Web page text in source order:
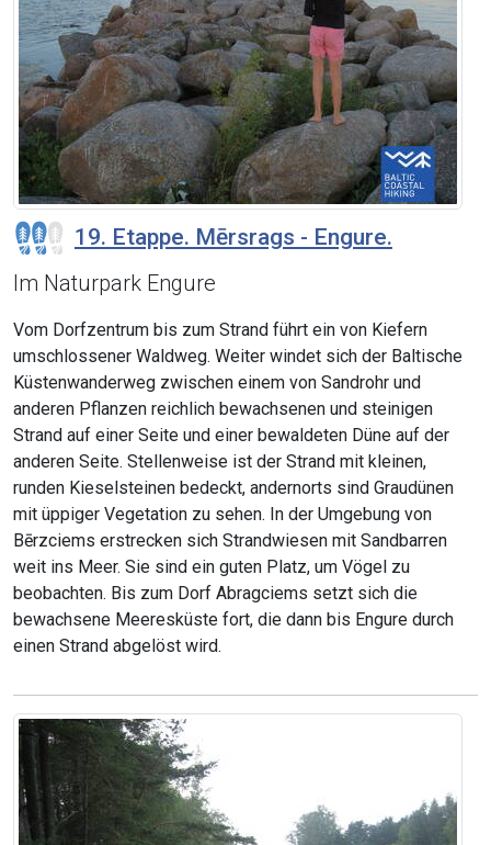
19. Etappe. Mērsrags - Engure.
Im Naturpark Engure
Vom Dorfzentrum bis zum Strand führt ein von Kiefern
umschlossener Waldweg. Weiter windet sich der Baltische
Küstenwanderweg zwischen einem von Sandrohr und
anderen Pflanzen reichlich bewachsenen und steinigen
Strand auf einer Seite und einer bewaldeten Düne auf der
anderen Seite. Stellenweise ist der Strand mit kleinen,
runden Kieselsteinen bedeckt, andernorts sind Graudünen
mit üppiger Vegetation zu sehen. In der Umgebung von
Bērzciems erstrecken sich Strandwiesen mit Sandbarren
weit ins Meer. Sie sind ein guten Platz, um Vögel zu
beobachten. Bis zum Dorf Abragciems setzt sich die
bewachsene Meeresküste fort, die dann bis Engure durch
einen Strand abgelöst wird.